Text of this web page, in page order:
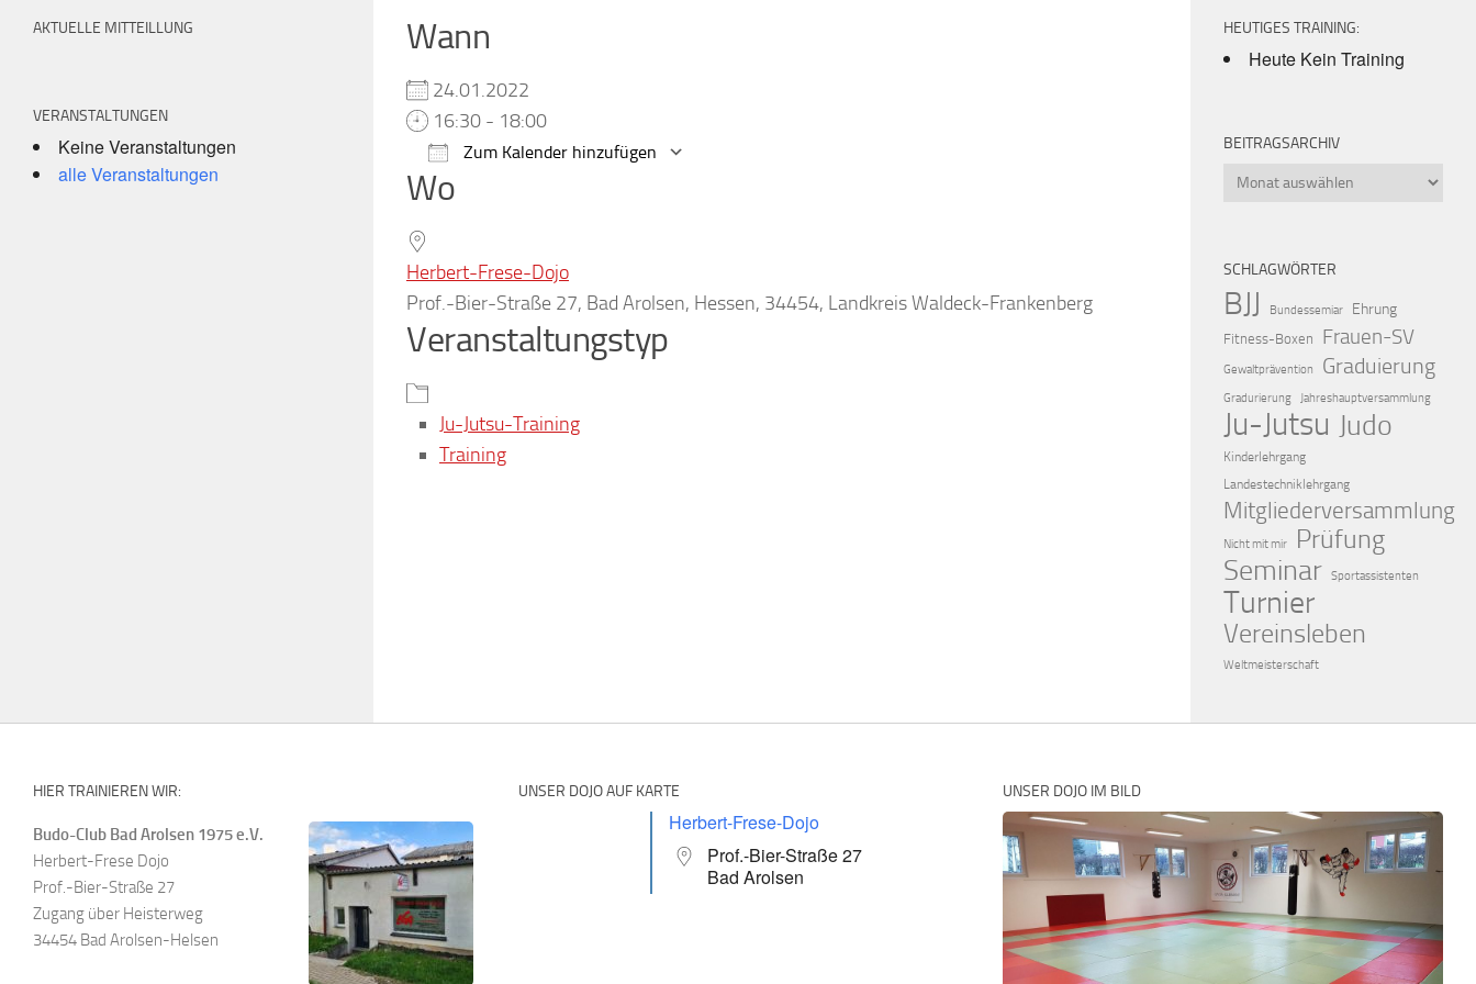
Wann
24.01.2022
16:30 - 18:00
Zum Kalender hinzufügen
ICS herunterladen
Wo
Herbert-Frese-Dojo
Prof.-Bier-Straße 27, Bad Arolsen, Hessen, 34454, Landkreis Waldeck-Frankenberg
Veranstaltungstyp
Ju-Jutsu-Training
Training
AKTUELLE MITTEILLUNG
VERANSTALTUNGEN
Keine Veranstaltungen
alle Veranstaltungen
HEUTIGES TRAINING:
Heute Kein Training
BEITRAGSARCHIV
Beitragsarchiv
SCHLAGWÖRTER
BJJ Bundessemiar Ehrung
Fitness-Boxen Frauen-SV
Gewaltprävention Graduierung
Gradurierung Jahreshauptversammlung
Ju-Jutsu Judo
Kinderlehrgang
Landestechniklehrgang
Mitgliederversammlung
Nicht mit mir Prüfung
Seminar Sportassistenten
Turnier
Vereinsleben
Weltmeisterschaft
HIER TRAINIEREN WIR:
Budo-Club Bad Arolsen 1975 e.V.
Herbert-Frese Dojo
Prof.-Bier-Straße 27
Zugang über Heisterweg
34454 Bad Arolsen-Helsen
UNSER DOJO AUF KARTE
Herbert-Frese-Dojo
Prof.-Bier-Straße 27
Bad Arolsen
UNSER DOJO IM BILD